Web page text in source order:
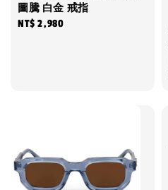
圖騰 白金 戒指
Regular
NT$ 2,980